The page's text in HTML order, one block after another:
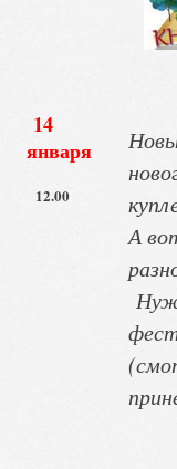
14
января
12.00
А